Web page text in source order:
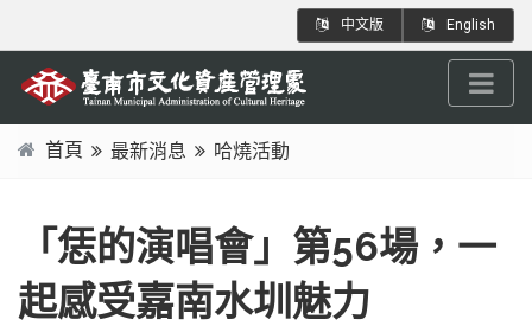
到
主
內
中文版 English
首頁 最新消息
哈燒活動
「恁的演唱會」第56場，一
起感受嘉南水圳魅力